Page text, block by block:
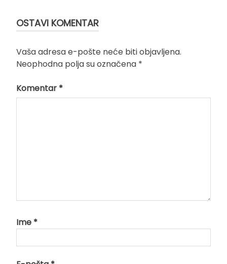
OSTAVI KOMENTAR
Vaša adresa e-pošte neće biti objavljena.
Neophodna polja su označena *
Komentar *
Ime *